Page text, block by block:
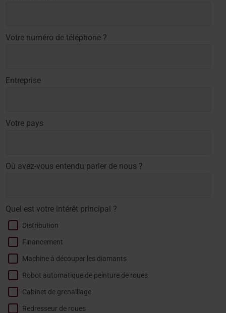
Votre numéro de téléphone ?
Entreprise
Votre pays
Où avez-vous entendu parler de nous ?
Quel est votre intérêt principal ?
Distribution
Financement
Machine à découper les diamants
Robot automatique de peinture de roues
Cabinet de grenaillage
Redresseur de roues